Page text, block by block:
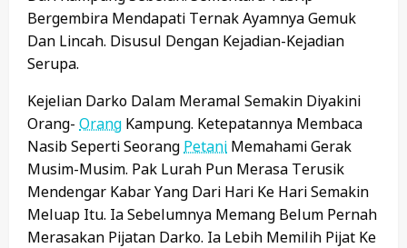
Bergembira Mendapati Ternak Ayamnya Gemuk
Dan Lincah. Disusul Dengan Kejadian-Kejadian
Serupa.
Kejelian Darko Dalam Meramal Semakin Diyakini
Orang- Orang Kampung. Ketepatannya Membaca
Nasib Seperti Seorang Petani Memahami Gerak
Musim-Musim. Pak Lurah Pun Merasa Terusik
Mendengar Kabar Yang Dari Hari Ke Hari Semakin
Meluap Itu. Ia Sebelumnya Memang Belum Pernah
Merasakan Pijatan Darko. Ia Lebih Memilih Pijat Ke